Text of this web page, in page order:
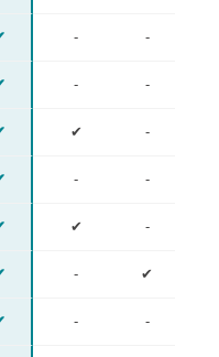
- -
- -
✔ -
- -
✔ -
- ✔
- -